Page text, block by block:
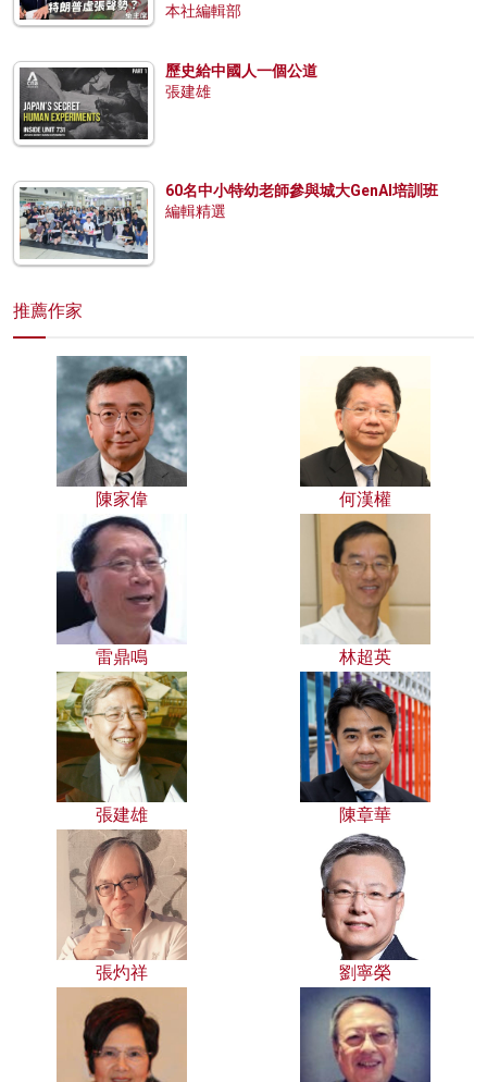
本社編輯部
歷史給中國人一個公道
張建雄
60名中小特幼老師參與城大GenAI培訓班
編輯精選
推薦作家
陳家偉 何漢權
雷鼎鳴 林超英
張建雄 陳章華
張灼祥 劉寧榮